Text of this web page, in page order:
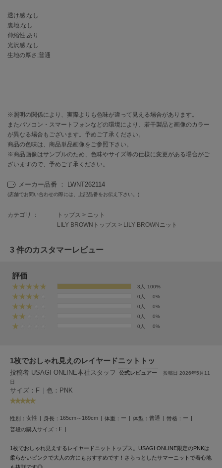
EIMY ISTOIRE
エイミー イストワール
emmi
エミ
エミヨガ
ETRÉ TOKYO
エトレトウキョウ
ey
FILA
フィラ
フレイアイディー
ファーファー
gelato pique
ジェラート ピケ
gelato pique Sleep
ジェラート ピケ スリープ
GRAMICCI
グラミチ
へノン
透け感;なし
裏地;なし
伸縮性;あり
光沢感;なし
生地の厚さ;普通
※照明の関係により、実際よりも色味が違って見える場合があります。
またパソコン・スマートフォンなどの環境により、若干製品と画像のカラー
が異なる場合もございます。予めご了承ください。
商品の色味は、商品単品画像をご参照下さい。
※商品画像はサンプルのため、色味やサイズ等の仕様に変更がある場合がご
ざいますので、予めご了承ください。
メーカー品番 ： LWNT262114
(店舗でお問い合わせの際には、上記品番をお伝え下さい。)
カテゴリ ： トップス > ニット
LILY BROWNトップス > LILY BROWNニット
3 件のカスタマーレビュー
評価
3人
100%
0人
0%
0人
0%
0人
0%
0人
0%
1枚でおしゃれ見えのレイヤードニットトッ
投稿者 USAGI ONLINE本社スタッフ 公式レビュアー
投稿日 2026年5月11
日
サイズ：F | 色：PNK
性別： 女性 身長： 165cm～169cm 体重： ー 体型： 普通 骨格： ー
普段の購入サイズ： F
1枚でおしゃれ見えするレイヤードニットトップス。USAGI ONLINE限定のPNKは
柔らかいピンクで大人の方にもおすすめです！さらっとしたサマーニットで着心地
も抜群です◎